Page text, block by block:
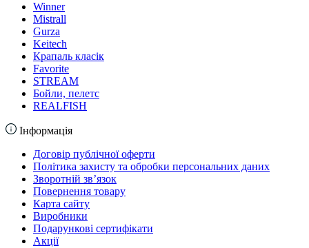
Winner
Mistrall
Gurza
Keitech
Крапаль класік
Favorite
STREAM
Бойли, пелетс
REALFISH
Інформація
Договір публічної оферти
Політика захисту та обробки персональних даних
Зворотній зв’язок
Повернення товару
Карта сайту
Виробники
Подарункові сертифікати
Акції